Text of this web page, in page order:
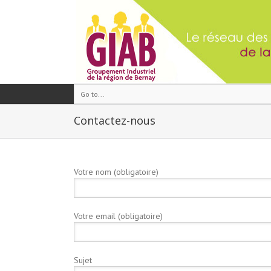
Go to...
Contactez-nous
Votre nom (obligatoire)
Votre email (obligatoire)
Sujet